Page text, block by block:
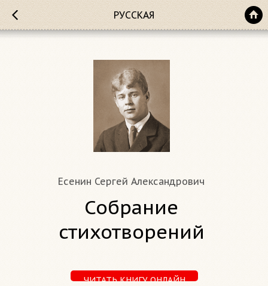
РУССКАЯ
Есенин Сергей Александрович
Собрание
стихотворений
ЧИТАТЬ КНИГУ ОНЛАЙН